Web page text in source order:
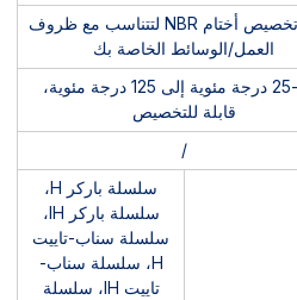
يمكن تخصيص أختام NBR لتتناسب مع ظروف
العمل/الوسائط الخاصة بك
من -25 درجة مئوية إلى 125 درجة مئوية،
قابلة للتخصيص
/
سلسلة باركر H،
سلسلة باركر IH،
سلسلة سناب-تاييت
H، سلسلة سناب-
تاييت IH، سلسلة